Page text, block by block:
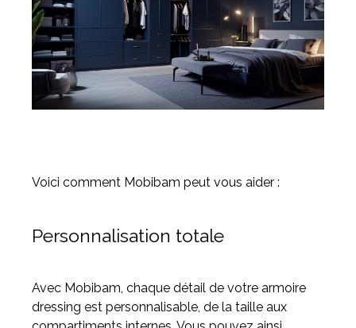
Voici comment Mobibam peut vous aider :
Personnalisation totale
Avec Mobibam, chaque détail de votre armoire
dressing est personnalisable, de la taille aux